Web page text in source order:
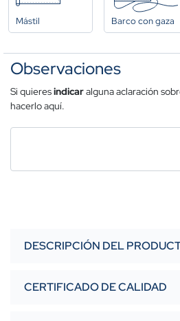
Mástil Barco con gaza
Observaciones
Si quieresindicaralguna aclaración
hacerlo aquí.
DESCRIPCIÓN DEL
CERTIFICADO DE CALIDAD